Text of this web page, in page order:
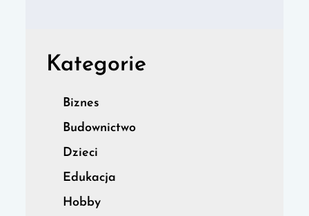
Kategorie
Biznes
Budownictwo
Dzieci
Edukacja
Hobby